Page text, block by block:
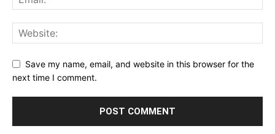
Save my name, email, and website in this browser for the
next time I comment.